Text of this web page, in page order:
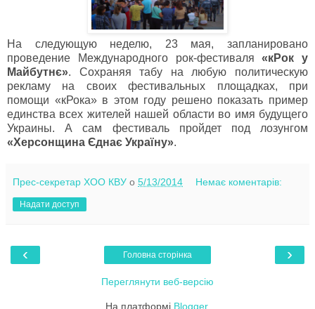
На следующую неделю, 23 мая, запланировано
проведение Международного рок-фестиваля«кРок у
Майбутнє». Сохраняя табу на любую политическую
рекламу на своих фестивальных площадках, при
помощи «кРока» в этом году решено показать пример
единства всех жителей нашей области во имя будущего
Украины. А сам фестиваль пройдет под лозунгом
«Херсонщина Єднає Україну».
Прес-секретар ХОО КВУ о 5/13/2014 Немає коментарів:
Надати доступ
‹ ›
Головна сторінка
Переглянути веб-версію
На платформі Blogger.